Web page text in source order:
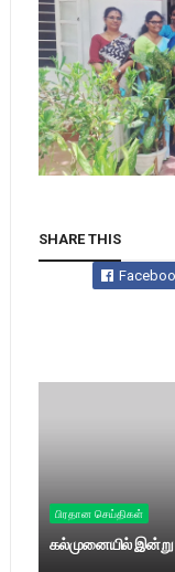
SHARE THIS
பிரதான செய்திகள்
கல்முனையில்